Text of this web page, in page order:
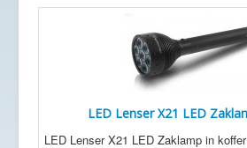
LED Lenser X21 LED
LED Lenser X21 LED Zaklamp in koffer